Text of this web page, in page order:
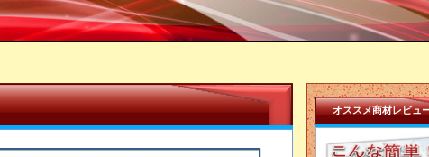
オススメ商材レビュ